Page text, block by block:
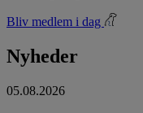
Bliv medlem i dag
Nyheder
05.08.2026